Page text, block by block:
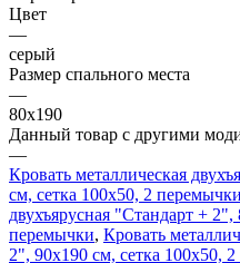
Цвет
—
серый
Размер спального места
—
80x190
Данный товар с другими
—
Кровать металлическая
см, сетка 100х50, 2 перемычки
двухъярусная "Стандарт + 2",
перемычки, Кровать
2", 90х190 см, сетка 100х50,